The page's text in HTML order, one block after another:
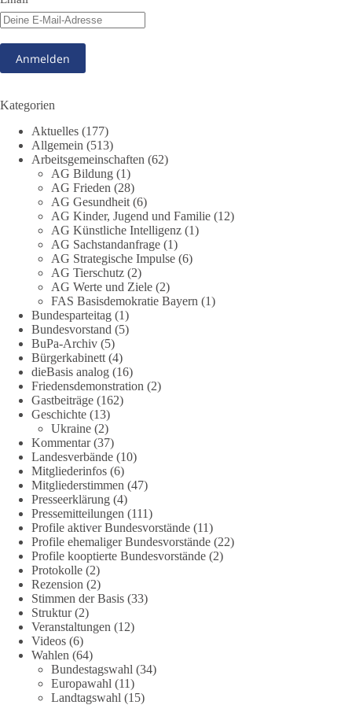
348 28
Stimmen der dieBasis – heute mit dem „Demokratie-Bestatter“
Die Energiewende ist bisher kein Erfolg, sondern ein teures,
ineffizientes Unterfangen. Dies belegt eine Auswertung der
NZZ, wonach die Energiewende den Strom nicht billiger,
sondern teurer gemacht hat.
Quelle:
https://www.nzz.ch/der-andere-blick/fehlschlag-
energiewende-warum-deutschland-trotz-rekordausbau-von-
wind-und-sonnenkraft-weniger-strom-erzeugt-ld.10006607
🟩🟩🟦🟦🟥🟥🟧🟧
„Wir brauchen dringend wettbewerbsfähige Energiepreise und
eine ideologiefreie Diskussion“, meint der Demokratie-
Bestatter.
Wie siehst du das?
🤝 Jetzt Politik für die Menschen mitgestalten:
https://diebasis.de/mitgliedschaft/
#dieBasis #energiewende #strompreise
40 7 Auf Facebook ansehen
DieBasis
2 Tage(n) zuvor
⚡️ NATO-Gipfel in Ankara: Kriegskonferenz statt
Friedensgipfel!?
Anfang Juli 2026 trafen sich 32 Bündnisstaaten sowie deren
Staats- und Regierungschefs zum NATO-Gipfel in der Türkei.
Kategorien
Aktuelles (177)
Allgemein (513)
Arbeitsgemeinschaften (62)
AG Bildung (1)
AG Frieden (28)
AG Gesundheit (6)
AG Kinder, Jugend und Familie (12)
AG Künstliche Intelligenz (1)
AG Sachstandanfrage (1)
AG Strategische Impulse (6)
AG Tierschutz (2)
AG Werte und Ziele (2)
FAS Basisdemokratie Bayern (1)
Bundesparteitag (1)
Bundesvorstand (5)
BuPa-Archiv (5)
Bürgerkabinett (4)
dieBasis analog (16)
Friedensdemonstration (2)
Gastbeiträge (162)
Geschichte (13)
Ukraine (2)
Kommentar(37)
Landesverbände (10)
Mitgliederinfos (6)
Mitgliederstimmen (47)
Presseerklärung (4)
Pressemitteilungen (111)
Profile aktiver Bundesvorstände (11)
Profile ehemaliger Bundesvorstände (22)
Profile kooptierte Bundesvorstände (2)
Protokolle (2)
Rezension (2)
Stimmen der Basis (33)
Struktur(2)
Veranstaltungen (12)
Videos (6)
Wahlen (64)
Bundestagswahl (34)
Europawahl (11)
Landtagswahl (15)